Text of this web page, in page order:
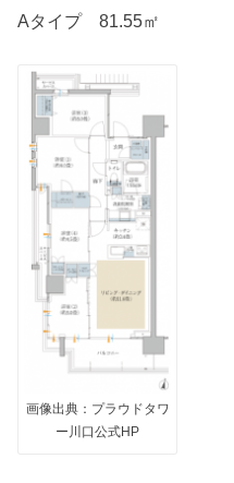
Aタイプ 81.55㎡
画像出典：プラウドタワ
ー川口公式HP